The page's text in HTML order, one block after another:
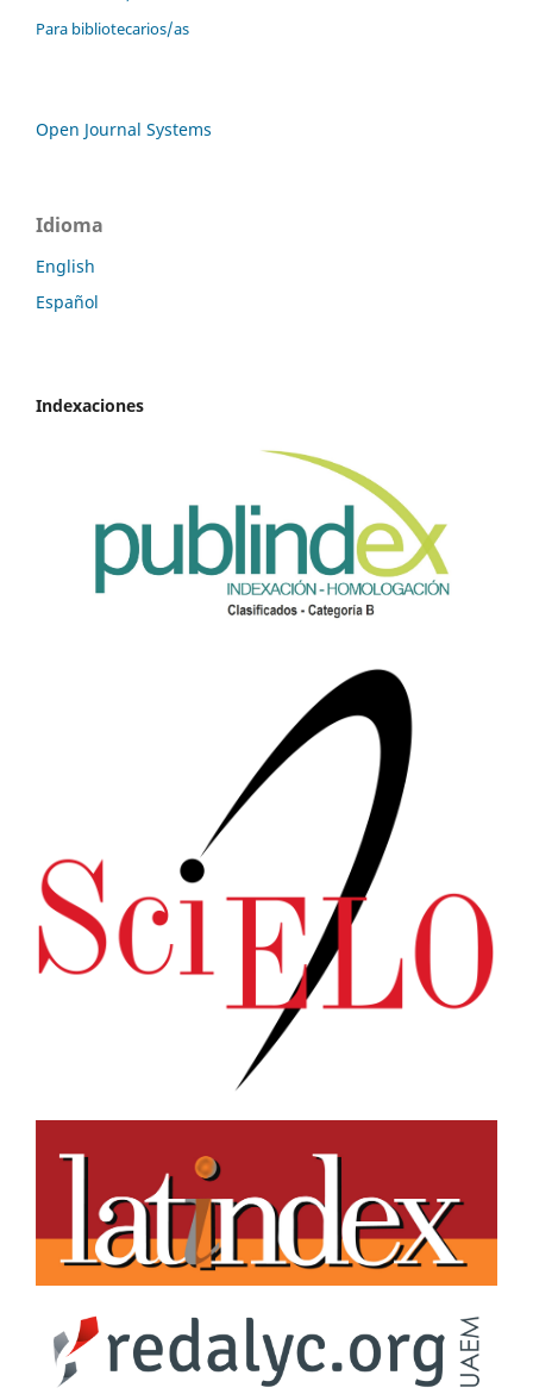
Para bibliotecarios/as
Open Journal Systems
Idioma
English
Español
Indexaciones